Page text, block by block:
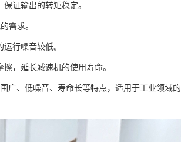
证输出的转矩稳定。
需求。
行噪音较低。
，延长减速机的使用寿命。
广、低噪音、寿命长等特点，适用于工业领域的